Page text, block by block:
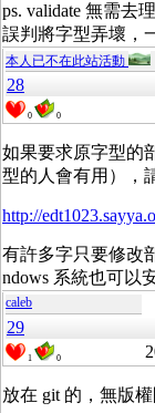
ps. validate 無需去
誤判將字型弄壞，
本人已不在此站活動
28
0 0
如果要求原字型的
型的人會有用），
http://
有許多字只要修改
ndows 系統也可以
caleb
29
1 0
放在 git 的，無版